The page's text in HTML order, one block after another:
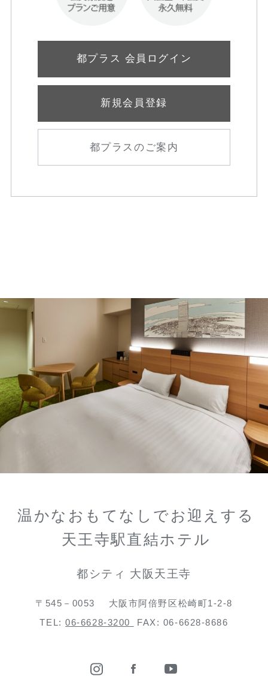
都プラス 会員ログイン
新規会員登録
都プラスのご案内
温かなおもてなしでお迎えする
天王寺駅直結ホテル
都シティ 大阪天王寺
〒545－0053
大阪市阿倍野区松崎町1-2-8
TEL:06-6628-3200 FAX: 06-6628-8686